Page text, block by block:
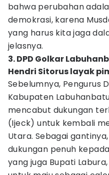
bahwa perubahan
demokrasi, karena
yang harus kita jaga
jelasnya.
3. DPD Golkar
Hendri Sitorus layak
Sebelumnya, Pengurus
Kabupaten
mencabut dukungan
(Ijeck) untuk kembali
Utara. Sebagai
dukungan penuh
yang juga Bupati